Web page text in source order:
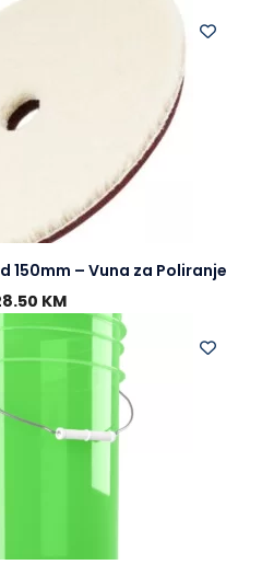
150mm – Vuna za Poliranje
KM